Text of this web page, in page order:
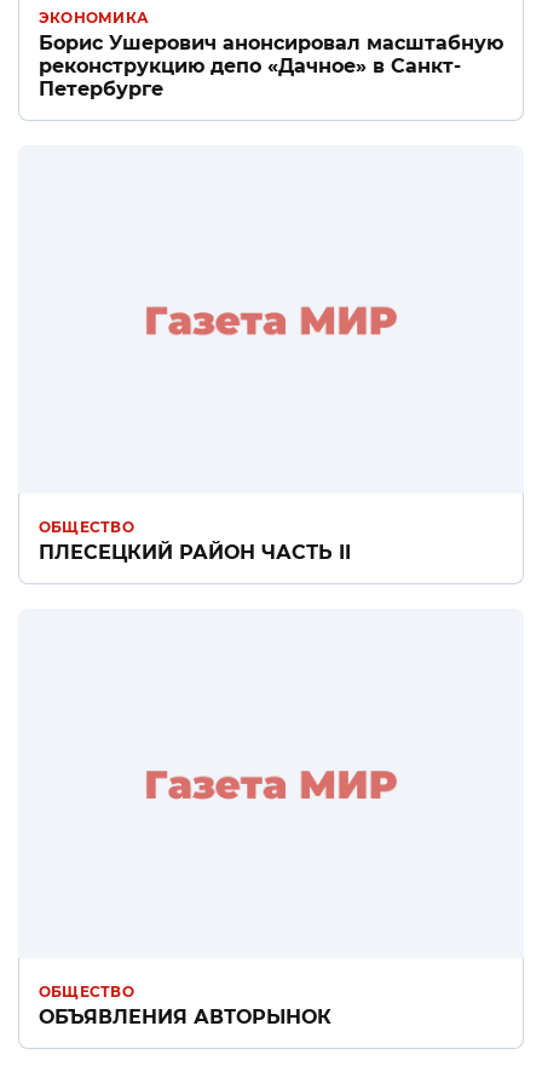
ЭКОНОМИКА
Борис Ушерович анонсировал масштабную
реконструкцию депо «Дачное» в Санкт-
Петербурге
ОБЩЕСТВО
ПЛЕСЕЦКИЙ РАЙОН ЧАСТЬ II
ОБЩЕСТВО
ОБЪЯВЛЕНИЯ АВТОРЫНОК